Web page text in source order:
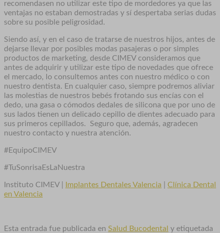
recomendasen no utilizar este tipo de mordedores ya que las
ventajas no estaban demostradas y sí despertaba serias dudas
sobre su posible peligrosidad.
Siendo así, y en el caso de tratarse de nuestros hijos, antes de
dejarse llevar por posibles modas pasajeras o por simples
productos de marketing, desde CIMEV consideramos que
antes de adquirir y utilizar este tipo de novedades que ofrece
el mercado, lo consultemos antes con nuestro médico o con
nuestro dentista. En cualquier caso, siempre podremos aliviar
las molestias de nuestros bebés frotando sus encías con el
dedo, una gasa o cómodos dedales de silicona que por uno de
sus lados tienen un delicado cepillo de dientes adecuado para
sus primeros cepillados. Seguro que, además, agradecen
nuestro contacto y nuestra atención.
#EquipoCIMEV
#TuSonrisaEsLaNuestra
Instituto CIMEV | Implantes Dentales Valencia
Clínica Dental
en Valencia
Esta entrada fue publicada en Salud Bucodental y etiquetada